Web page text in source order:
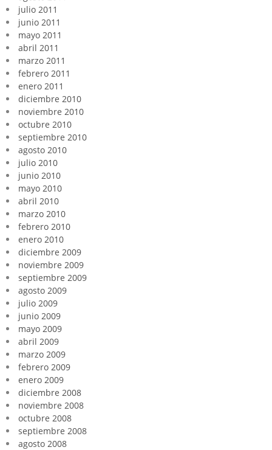
julio 2011
junio 2011
mayo 2011
abril 2011
marzo 2011
febrero 2011
enero 2011
diciembre 2010
noviembre 2010
octubre 2010
septiembre 2010
agosto 2010
julio 2010
junio 2010
mayo 2010
abril 2010
marzo 2010
febrero 2010
enero 2010
diciembre 2009
noviembre 2009
septiembre 2009
agosto 2009
julio 2009
junio 2009
mayo 2009
abril 2009
marzo 2009
febrero 2009
enero 2009
diciembre 2008
noviembre 2008
octubre 2008
septiembre 2008
agosto 2008